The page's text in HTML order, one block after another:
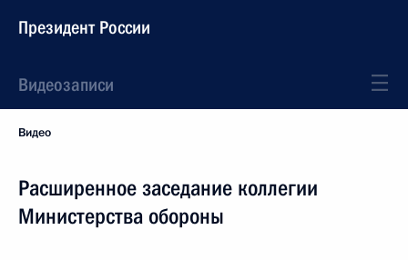
Президент России
Видеозаписи
Видео
Расширенное заседание коллегии
Министерства обороны